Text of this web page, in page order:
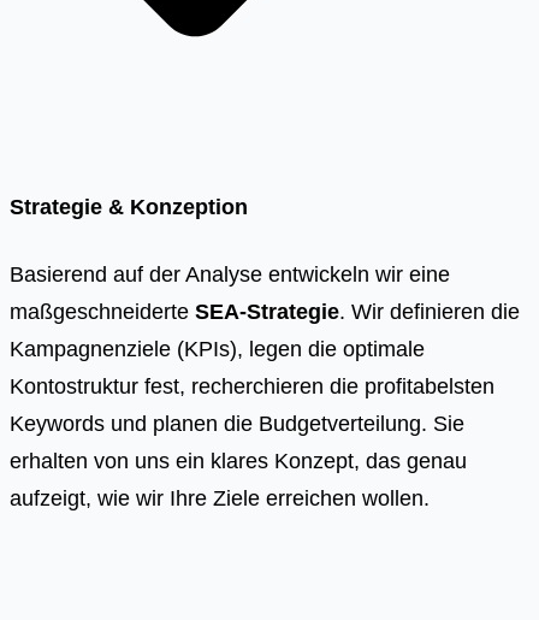
Strategie & Konzeption
Basierend auf der Analyse entwickeln wir eine
maßgeschneiderte SEA-Strategie. Wir definieren die
Kampagnenziele (KPIs), legen die optimale
Kontostruktur fest, recherchieren die profitabelsten
Keywords und planen die Budgetverteilung. Sie
erhalten von uns ein klares Konzept, das genau
aufzeigt, wie wir Ihre Ziele erreichen wollen.